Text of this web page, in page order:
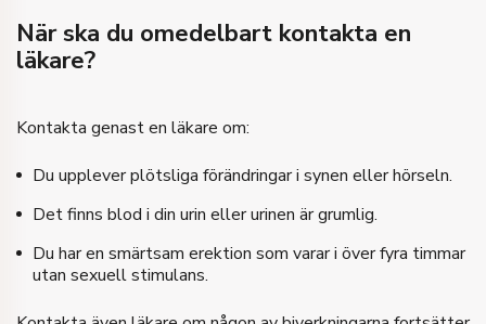
När ska du omedelbart kontakta en
läkare?
Kontakta genast en läkare om:
Du upplever plötsliga förändringar i synen eller hörseln.
Det finns blod i din urin eller urinen är grumlig.
Du har en smärtsam erektion som varar i över fyra timmar
utan sexuell stimulans.